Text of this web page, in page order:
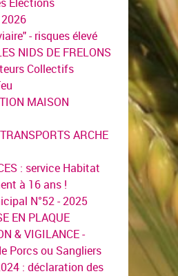
- risques élevé
NIDS DE FRELONS
Collectifs
MAISON
ARCHE
: service Habitat
à 16 ans !
N°52 - 2025
EN PLAQUE
& VIGILANCE -
Porcs ou Sangliers
: déclaration des